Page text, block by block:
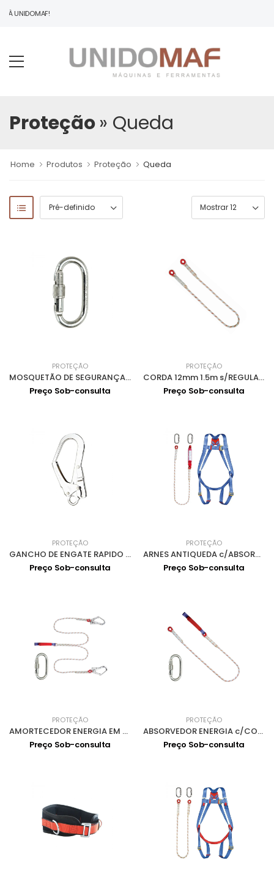
À UNIDOMAF!
Proteção» Queda
Home Produtos Proteção Queda
PROTEÇÃO
MOSQUETÃO DE SEGURANÇA Nº30 0906001
Preço Sob-consulta
PROTEÇÃO
CORDA 12mm 1.5m s/REGULADOR LB12115 0906013
Preço Sob-consulta
PROTEÇÃO
GANCHO DE ENGATE RAPIDO AZ022 0906015
Preço Sob-consulta
PROTEÇÃO
ARNES ANTIQUEDA c/ABSORVEDOR 0902007
Preço Sob-consulta
PROTEÇÃO
AMORTECEDOR ENERGIA EM Y 2m 0906012
Preço Sob-consulta
PROTEÇÃO
ABSORVEDOR ENERGIA c/CORDA 1.5m 0906011
Preço Sob-consulta